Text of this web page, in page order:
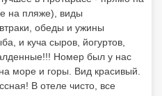
на вопросы.